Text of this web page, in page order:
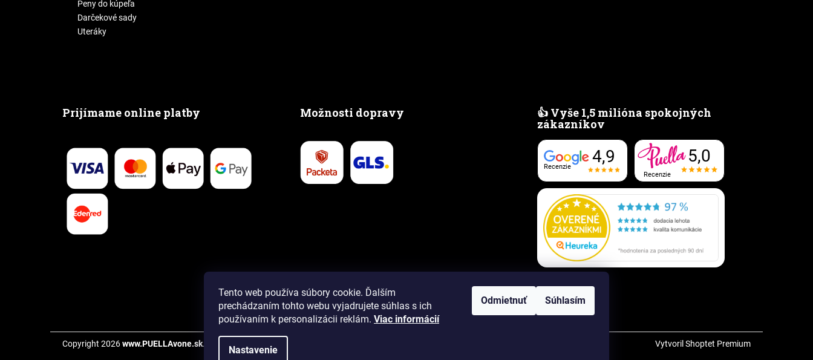
Tento web používa súbory cookie. Ďalším
prechádzaním tohto webu vyjadrujete súhlas s ich
používaním k personalizácii reklám. Viac informácií
Nastavenie
Odmietnuť Súhlasím
Peny do kúpeľa
Darčekové sady
Uteráky
Prijímame online platby Možnosti dopravy 👍 Vyše 1,5 milióna spokojných
zákazníkov
Recenzie
4,9
Recenzie
5,0
Vytvoril Shoptet Premium
Copyright 2026www.PUELLAvone.sk. Všetky práva vyhradené.